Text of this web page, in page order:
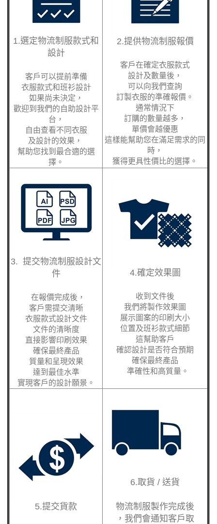
1.選定物流制服款式和
設計
客戶可以提前準備
衣服款式和班衫設計
如果尚未決定，
歡迎到我們的自助設計平
台，
自由查看不同衣服
及設計的效果，
幫助您找到最合適的選
擇。
2.提供物流制服報價
客戶在確定衣服款式
設計及數量後，
可以向我們查詢
訂製衣服的準確報價。
通常情況下
訂購的數量越多，
單價會越優惠
這樣能幫助您在滿足需求的同
時，
獲得更具性價比的選擇。
3. 提交物流制服設計文
件
在報價完成後，
客戶需提交清晰
衣服款式設計文件
文件的清晰度
直接影響印刷效果
確保最終產品
質量和呈現效果
達到最佳水準
實現客戶的設計願景。
4.確定效果圖
收到文件後
我們將製作效果圖
展示圖案的印刷大小
位置及班衫款式細節
這幫助客戶
確認設計是否符合預期
確保最終產品
準確性和高質量。
5.提交貨款
6.取貨 / 送貨
物流制服製作完成後
，我們會通知客戶取